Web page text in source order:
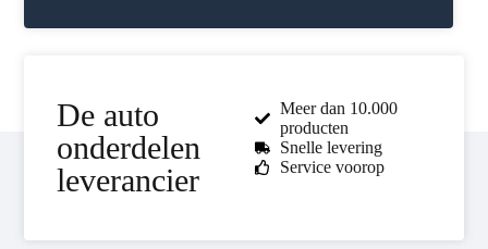
De auto
onderdelen
leverancier
Meer dan 10.000
producten
Snelle levering
Service voorop